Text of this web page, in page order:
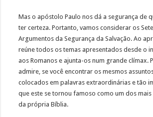
Mas o apóstolo Paulo nos dá a segurança de
ter certeza. Portanto, vamos considerar os
Argumentos da Segurança da Salvação. Ao
reúne todos os temas apresentados desde o
aos Romanos e ajunta-os num grande clímax.
admire, se você encontrar os mesmos
colocados em palavras extraordinárias e tão
que este se tornou famoso como um dos
da própria Bíblia.